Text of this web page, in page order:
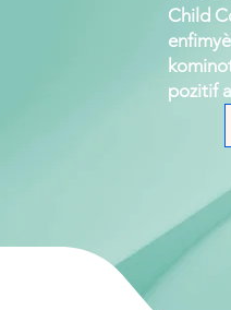
Child
pozitif